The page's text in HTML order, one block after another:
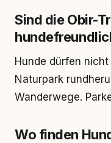
Sind die Obir-
Hunde dürfen
Naturpark
Wanderwege.
Wo finden